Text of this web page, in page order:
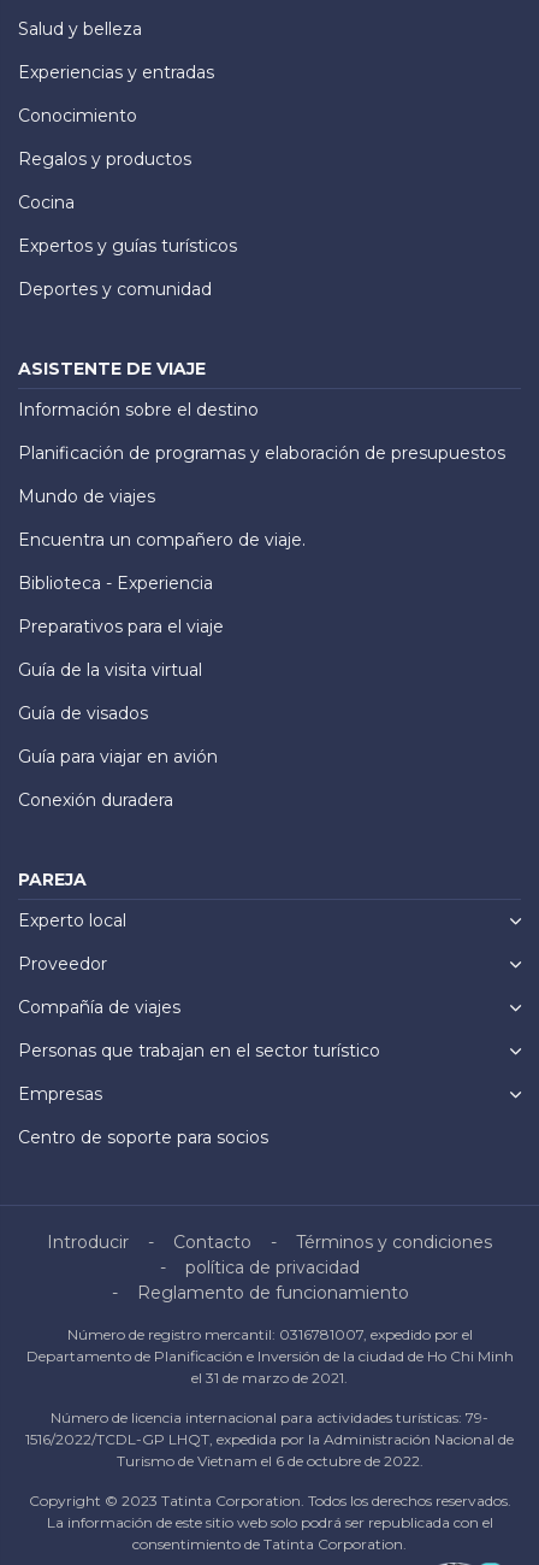
Salud y belleza
Experiencias y entradas
Conocimiento
Regalos y productos
Cocina
Expertos y guías turísticos
Deportes y comunidad
ASISTENTE DE VIAJE
Información sobre el destino
Planificación de programas y elaboración de presupuestos
Mundo de viajes
Encuentra un compañero de viaje.
Biblioteca - Experiencia
Preparativos para el viaje
Guía de la visita virtual
Guía de visados
Guía para viajar en avión
Conexión duradera
PAREJA
Experto local
Proveedor
Compañía de viajes
Personas que trabajan en el sector turístico
Empresas
Centro de soporte para socios
Introducir Contacto
Términos y condiciones
política de privacidad
Reglamento de funcionamiento
Número de registro mercantil: 0316781007, expedido por el
Departamento de Planificación e Inversión de la ciudad de Ho Chi Minh
el 31 de marzo de 2021.
Número de licencia internacional para actividades turísticas: 79-
1516/2022/TCDL-GP LHQT, expedida por la Administración Nacional de
Turismo de Vietnam el 6 de octubre de 2022.
Copyright © 2023 Tatinta Corporation. Todos los derechos reservados.
La información de este sitio web solo podrá ser republicada con el
consentimiento de Tatinta Corporation.